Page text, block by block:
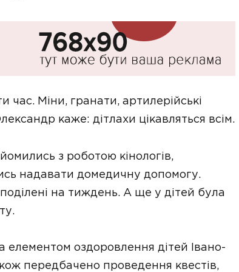
час. Міни, гранати, артилерійські
каже: дітлахи цікавляться всім.
з роботою кінологів,
надавати домедичну допомогу.
на тиждень. А ще у дітей була
оздоровлення дітей Івано-
передбачено проведення квестів,